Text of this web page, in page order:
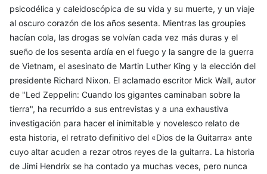
psicodélica y caleidoscópica de su vida y su muerte, y un viaje
al oscuro corazón de los años sesenta. Mientras las groupies
hacían cola, las drogas se volvían cada vez más duras y el
sueño de los sesenta ardía en el fuego y la sangre de la guerra
de Vietnam, el asesinato de Martin Luther King y la elección del
presidente Richard Nixon. El aclamado escritor Mick Wall, autor
de "Led Zeppelin: Cuando los gigantes caminaban sobre la
tierra", ha recurrido a sus entrevistas y a una exhaustiva
investigación para hacer el inimitable y novelesco relato de
esta historia, el retrato definitivo del «Dios de la Guitarra» ante
cuyo altar acuden a rezar otros reyes de la guitarra. La historia
de Jimi Hendrix se ha contado ya muchas veces, pero nunca